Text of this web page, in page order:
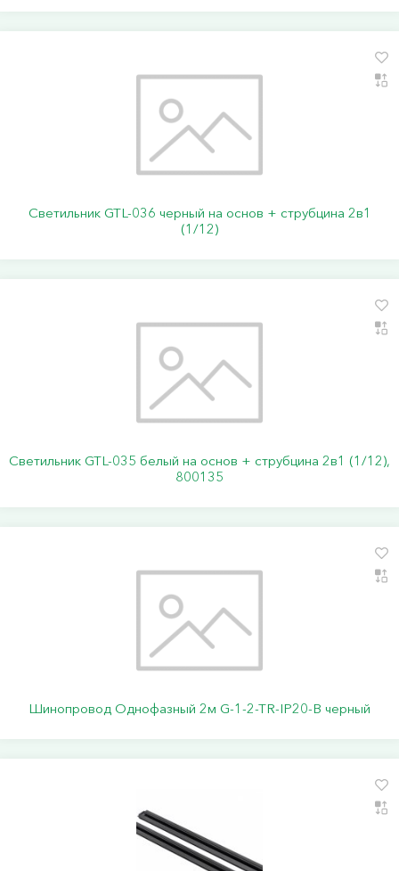
Светильник GTL-036 черный на основ + струбцина 2в1
(1/12)
Светильник GTL-035 белый на основ + струбцина 2в1 (1/12),
800135
Шинопровод Однофазный 2м G-1-2-TR-IP20-B черный